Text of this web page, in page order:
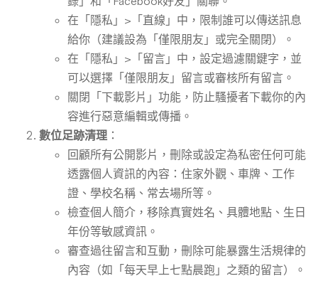
在「隱私」>「直線」中，限制誰可以傳送訊息
給你（建議設為「僅限朋友」或完全關閉）。
在「隱私」>「留言」中，設定過濾關鍵字，並
可以選擇「僅限朋友」留言或審核所有留言。
關閉「下載影片」功能，防止騷擾者下載你的內
容進行惡意編輯或傳播。
數位足跡清理 ：
回顧所有公開影片，刪除或設定為私密任何可能
透露個人資訊的內容：住家外觀、車牌、工作
證、學校名稱、常去場所等。
檢查個人簡介，移除真實姓名、具體地點、生日
年份等敏感資訊。
審查過往留言和互動，刪除可能暴露生活規律的
內容（如「每天早上七點晨跑」之類的留言）。